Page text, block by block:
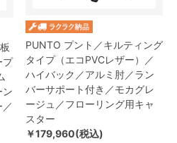
プ
ン
PUNTO プント／キルティング
タイプ（エコPVCレザー）／
ハイバック／アルミ肘／ラン
バーサポート付き／モカグレ
ージュ／フローリング用キャ
スター
￥179,960(税込)